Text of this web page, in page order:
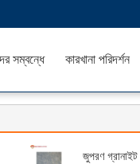
সম্বন্ধে কারখানা পরিদর্শন
জুপরণ